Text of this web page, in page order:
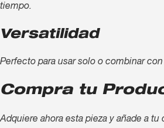
tiempo.
Versatilidad
Perfecto para usar solo o combinar
Compra tu
Adquiere ahora esta pieza y añade a